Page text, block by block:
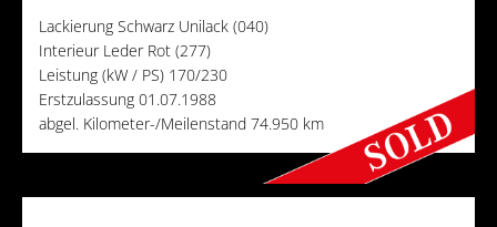
Lackierung Schwarz Unilack (040)
Interieur Leder Rot (277)
Leistung (kW / PS) 170/230
Erstzulassung 01.07.1988
abgel. Kilometer-/Meilenstand 74.950 km